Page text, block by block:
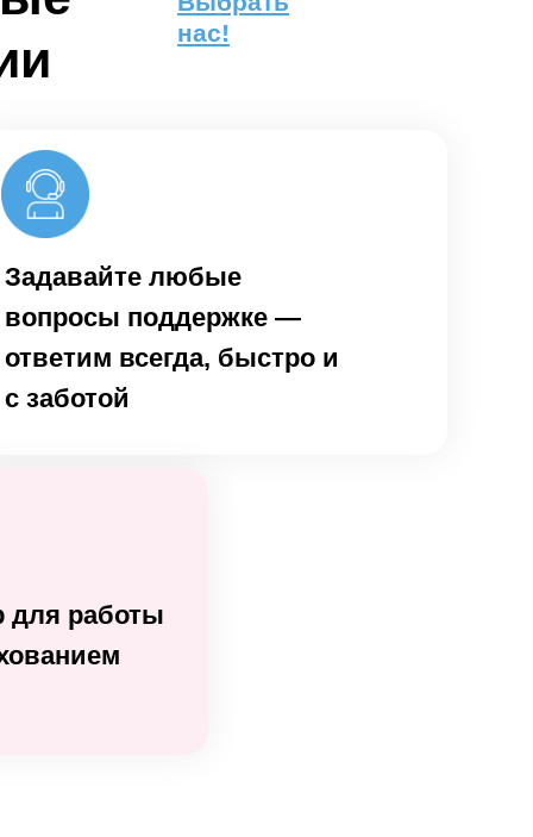
нас!
Задавайте любые
вопросы поддержке —
ответим всегда, быстро и
с заботой
работы